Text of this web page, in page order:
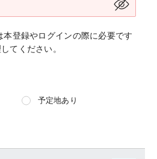
登録やログインの際に必要です
てください。
予定地あり